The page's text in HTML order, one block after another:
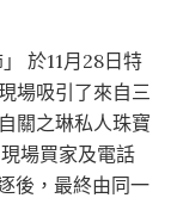
於11月28日特
場吸引了來自三
關之琳私人珠寶
場買家及電話
後，最終由同一